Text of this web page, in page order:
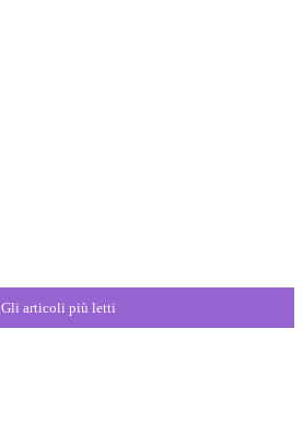
Gli articoli più letti